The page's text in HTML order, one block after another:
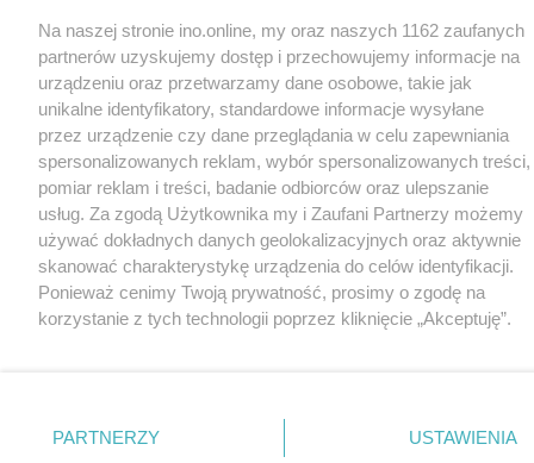
Na naszej stronie ino.online, my oraz naszych 1162 zaufanych
partnerów uzyskujemy dostęp i przechowujemy informacje na
urządzeniu oraz przetwarzamy dane osobowe, takie jak
unikalne identyfikatory, standardowe informacje wysyłane
przez urządzenie czy dane przeglądania w celu zapewniania
spersonalizowanych reklam, wybór spersonalizowanych treści,
pomiar reklam i treści, badanie odbiorców oraz ulepszanie
usług. Za zgodą Użytkownika my i Zaufani Partnerzy możemy
używać dokładnych danych geolokalizacyjnych oraz aktywnie
skanować charakterystykę urządzenia do celów identyfikacji.
Ponieważ cenimy Twoją prywatność, prosimy o zgodę na
korzystanie z tych technologii poprzez kliknięcie „Akceptuję”.
nie wymagają zgody użytkownika, ale masz prawo sprzeciwić
się takiemu przetwarzaniu. Preferencje będą miały
PARTNERZY USTAWIENIA